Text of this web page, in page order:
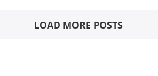
LOAD MORE POSTS